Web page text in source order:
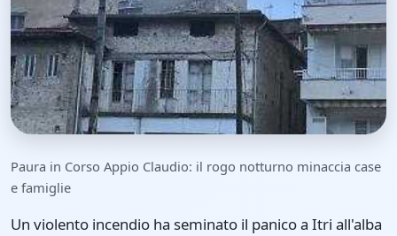
Paura in Corso Appio Claudio: il rogo notturno minaccia case
e famiglie
Un violento incendio ha seminato il panico a Itri all'alba